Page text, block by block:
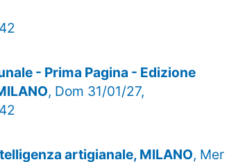
- Prima Pagina - Edizione
, Dom 31/01/27,
artigianale, MILANO, Mer